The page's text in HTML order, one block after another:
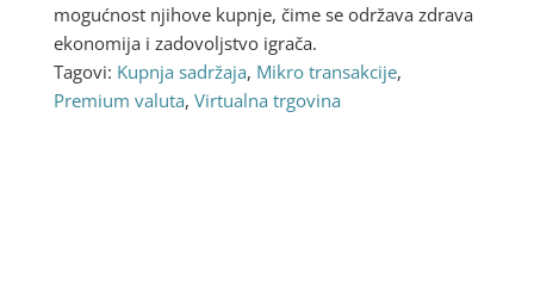
mogućnost njihove kupnje, čime se održava zdrava
ekonomija i zadovoljstvo igrača.
Tagovi: Kupnja sadržaja, Mikro transakcije,
Premium valuta, Virtualna trgovina